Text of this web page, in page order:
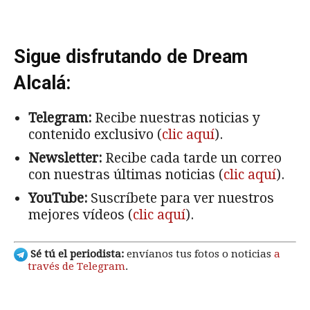
Sigue disfrutando de Dream
Alcalá:
Telegram: Recibe nuestras noticias y
contenido exclusivo (clic aquí).
Newsletter: Recibe cada tarde un correo
con nuestras últimas noticias (clic aquí).
YouTube: Suscríbete para ver nuestros
mejores vídeos (clic aquí).
Sé tú el periodista: envíanos tus fotos o noticias a
través de Telegram.